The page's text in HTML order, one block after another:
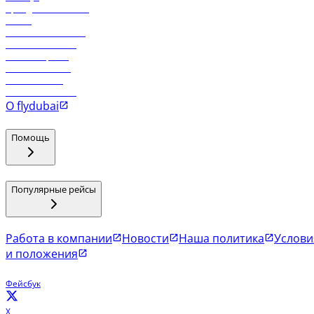
О flydubai
Помощь
Популярные рейсы
Работа в компании Новости Наша политика
и положения
Фейсбук
X